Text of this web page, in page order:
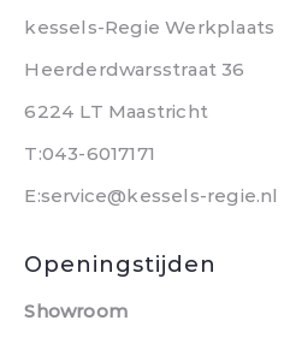
kessels-Regie Werkplaats
Heerderdwarsstraat 36
6224 LT Maastricht
T:043-6017171
E:service@kessels-regie.nl
Openingstijden
Showroom